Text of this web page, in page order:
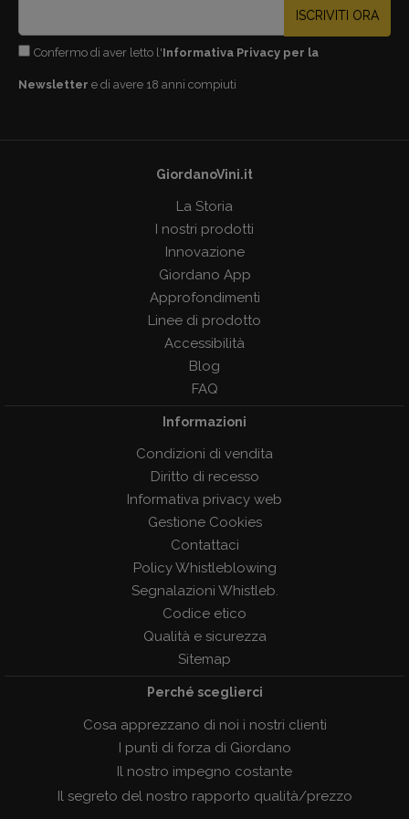
ISCRIVITI ORA
Confermo di aver letto l'Informativa Privacy per la
Newsletter e di avere 18 anni compiuti
GiordanoVini.it
La Storia
I nostri prodotti
Innovazione
Giordano App
Approfondimenti
Linee di prodotto
Accessibilità
Blog
FAQ
Informazioni
Condizioni di vendita
Diritto di recesso
Informativa privacy web
Gestione Cookies
Contattaci
Policy Whistleblowing
Segnalazioni Whistleb.
Codice etico
Qualità e sicurezza
Sitemap
Perché sceglierci
Cosa apprezzano di noi i nostri clienti
I punti di forza di Giordano
Il nostro impegno costante
Il segreto del nostro rapporto qualità/prezzo